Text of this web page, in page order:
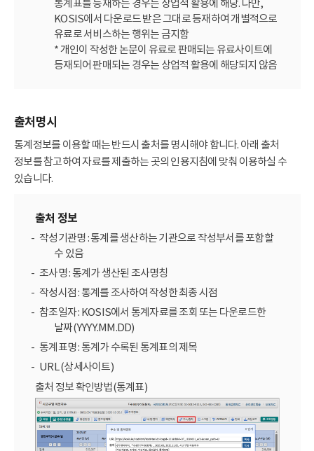
통계표를 등재하는 경우는 상업적 활용에 해당. 다만,
KOSIS에서 다운로드 받은 그대로 등재하여 개별적으로
유료로 서비스하는 행위는 금지함
* 개인이 작성한 논문이 유료로 판매되는 유료사이트에
등재되어 판매되는 경우는 상업적 활용에 해당되지 않음
출처명시
통계정보를 이용할 때는 반드시 출처를 명시해야 합니다. 아래 출처
정보를 참고하여 자료를 제출하는 곳의 인용지침에 맞춰 이용하실 수
있습니다.
출처 정보
작성기관명 : 통계를 생산하는 기관으로 작성부서를 포함할
수 있음
조사명 : 통계가 생산된 조사명칭
작성시점 : 통계를 조사하여 작성한 최종 시점
참조일자 : KOSIS에서 통계자료를 조회 또는 다운로드한
날짜(YYYY.MM.DD)
통계표명 : 통계가 수록된 통계표의 제목
URL (상세사이트)
출처 정보 확인방법(통계표)